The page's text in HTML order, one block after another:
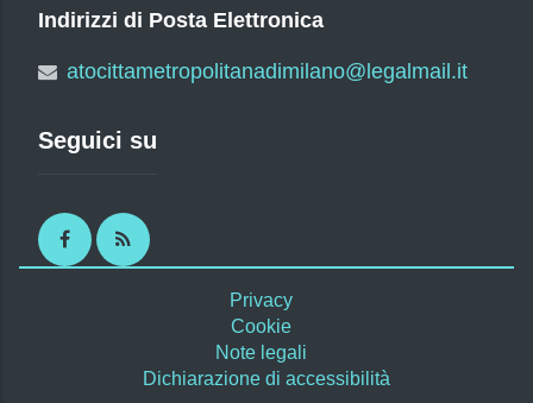
Indirizzi di Posta Elettronica
atocittametropolitanadimilano@legalmail.it
Seguici su
FacebookRSS
Privacy
Cookie
Note legali
Dichiarazione di accessibilità